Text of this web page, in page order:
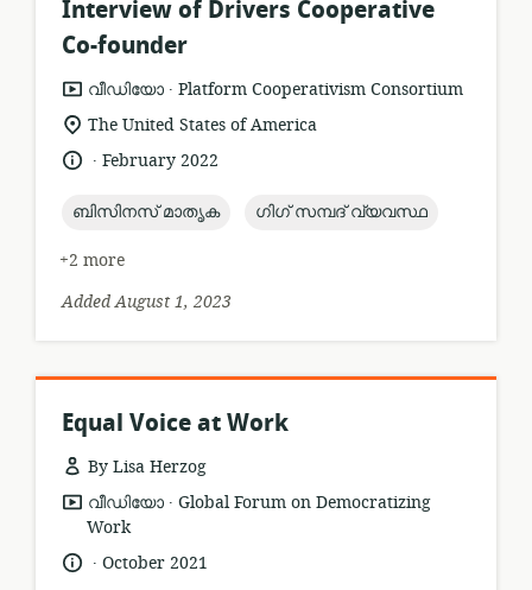
Interview of Drivers Cooperative
Co-founder
resource
format:
വീഡിയോ .
publisher:
Platform Cooperativism Consortium
location
relevance:
The United States of America
language:
.
dateFebruary 2022
topic:
ബിസിനസ് മാതൃക topic:
ഗിഗ് സമ്പദ് വ്യവസ്ഥ
+2 more
Added August 1, 2023
Equal Voice at Work
By Lisa Herzog
resource
format:
വീഡിയോ .
publisher:
Global Forum on Democratizing
Work
language:
.
dateOctober 2021